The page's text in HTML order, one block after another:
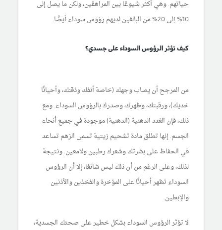
حياتهم. وهي أكثر شيوعًا بين المراهقين، ولكن ما يصل إلى
10% إلى 20% من البالغين لديهم رؤوس سوداء أيضًا.
كيف تؤثر الرؤوس السوداء على جسدي؟
من المرجح أن يصاب وجهك (خاصة أنفك وذقنك، وأحيانًا
خديك)، ورقبتك، وظهرك، وصدرك بالرؤوس السوداء. ومع
ذلك، فإن الغدد الدهنية (الدهنية) موجودة في جميع أنحاء
الجسم. إنها تطلق مادة تشحيم زيتية تسمى الزهم تساعد
في الحفاظ على بشرتك وشعرك رطبين ولامعين. ونتيجة
لذلك، وعلى الرغم من أن ذلك ليس شائعًا، إلا أن الرؤوس
السوداء تظهر أحيانًا على المؤخرة والفخذين والأذنين
والإبطين.
لا تؤثر الرؤوس السوداء بشكل خطير على صحتك الجسدية،